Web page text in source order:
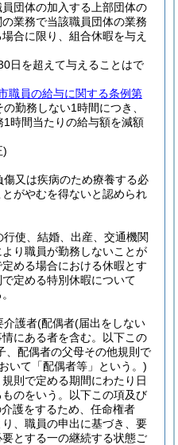
団体の加入する上部団体の
業務で当該職員団体の業務
合に限り、組合休暇を与え
日を超えて与えることはで
職員の給与に関する条例第
勤務しない1時間につき、
1時間当たりの給与額を減額
)
又は疾病のため療養する必
がやむを得ないと認められ
使、結婚、出産、交通機関
り職員が勤務しないことが
める場合における休暇とす
定める特別休暇について
介護者(配偶者(届出をしない
にある者を含む。以下この
、配偶者の父母その他規則で
いて「配偶者等」という。)
則で定める期間にわたり日
のをいう。以下この項及び
護をするため、任命権者
、職員の申出に基づき、要
とする一の継続する状態ご